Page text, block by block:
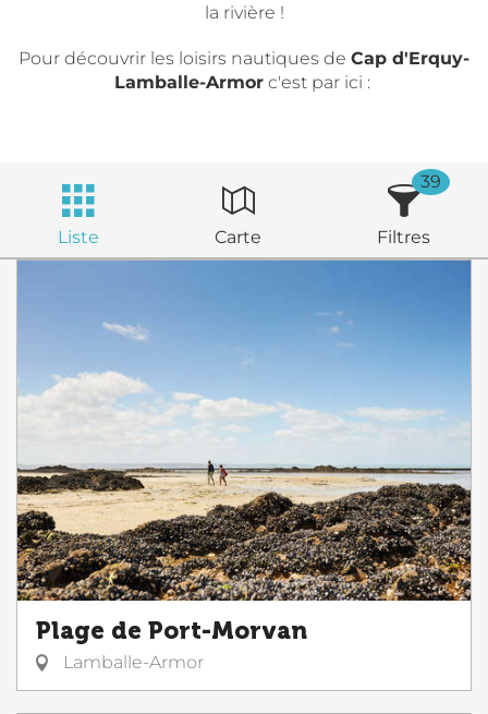
la rivière !
Pour découvrir les loisirs nautiques de Cap d'Erquy-
Lamballe-Armorc'est par ici :
Liste Carte Filtres
39
Plage de Port-Morvan
Lamballe-Armor